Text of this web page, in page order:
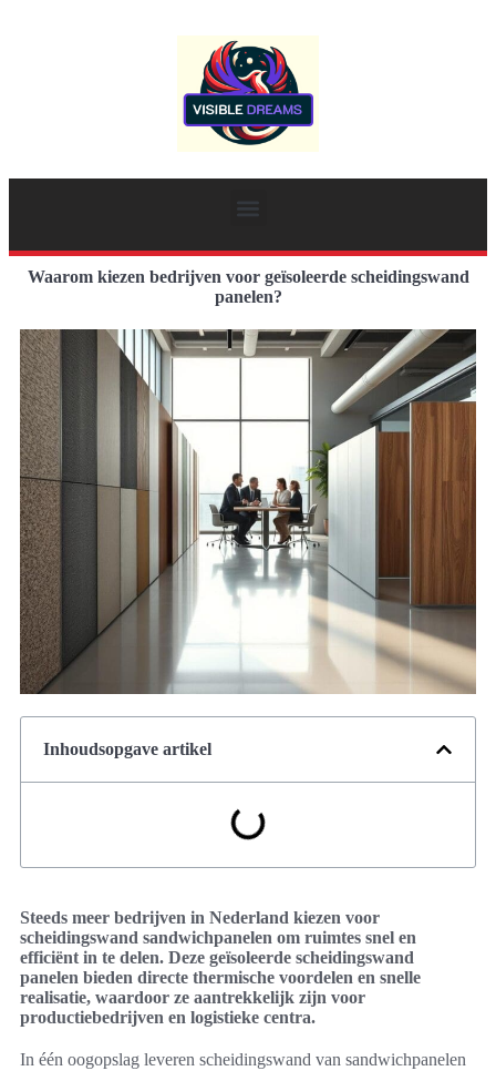
Waarom kiezen bedrijven voor geïsoleerde scheidingswand
panelen?
Inhoudsopgave artikel
Steeds meer bedrijven in Nederland kiezen voor
scheidingswand sandwichpanelen om ruimtes snel en
efficiënt in te delen. Deze geïsoleerde scheidingswand
panelen bieden directe thermische voordelen en snelle
realisatie, waardoor ze aantrekkelijk zijn voor
productiebedrijven en logistieke centra.
In één oogopslag leveren scheidingswand van sandwichpanelen